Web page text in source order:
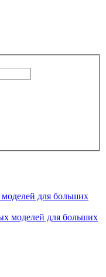
для больших